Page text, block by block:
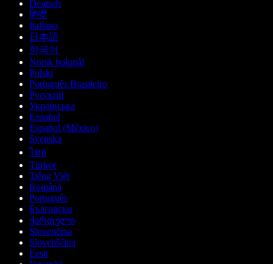
Deutsch
हिन्दी
Italiano
日本語
한국어
Norsk bokmål
Polski
Português Brasileiro
Русский
Українська
Español
Español (México)
Svenska
ไทย
Türkçe
Tiếng Việt
Română
Português
Български
ქართული
Slovenčina
Slovenščina
Eesti